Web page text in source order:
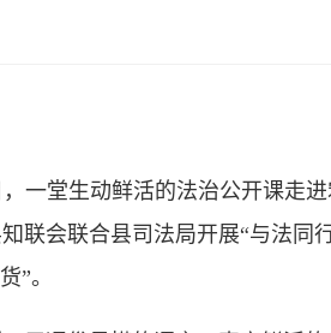
一堂生动鲜活的法治公开课走进
联会联合县司法局开展“与法同
”。